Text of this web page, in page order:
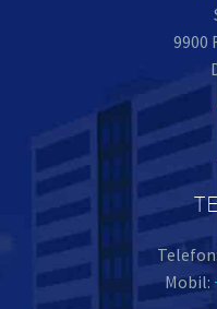
9900
Telefon:
Mobil: